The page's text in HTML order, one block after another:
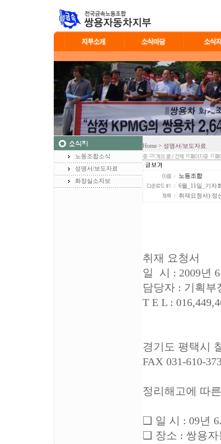
노동조합소식
성명서/보도자료
화장실소자보
Home > 성명서/보도자료
320 16 13
노동조합
6월_11일_기자
취재요청서) 정
취재 요청서
일 시 : 2009년
담당자 : 기획부
T E L :
경기도 평택시
FAX 031-610-
정리해고에 따
❑ 일 시 : 09년
❑ 장소 : 쌍용자